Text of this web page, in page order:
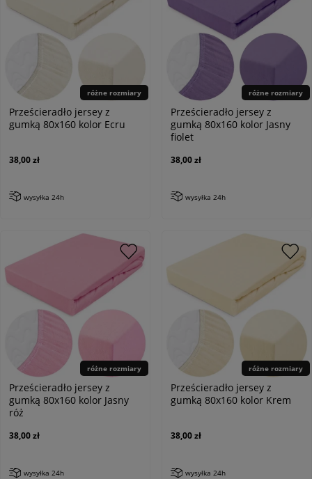
różne rozmiary
Prześcieradło jersey z
gumką 80x160 kolor Ecru
38,00 zł
wysyłka 24h
różne rozmiary
Prześcieradło jersey z
gumką 80x160 kolor Jasny
fiolet
38,00 zł
wysyłka 24h
różne rozmiary
Prześcieradło jersey z
gumką 80x160 kolor Jasny
róż
38,00 zł
wysyłka 24h
różne rozmiary
Prześcieradło jersey z
gumką 80x160 kolor Krem
38,00 zł
wysyłka 24h